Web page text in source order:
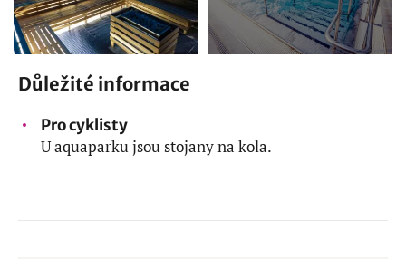
Důležité informace
Pro cyklisty
U aquaparku jsou stojany na kola.